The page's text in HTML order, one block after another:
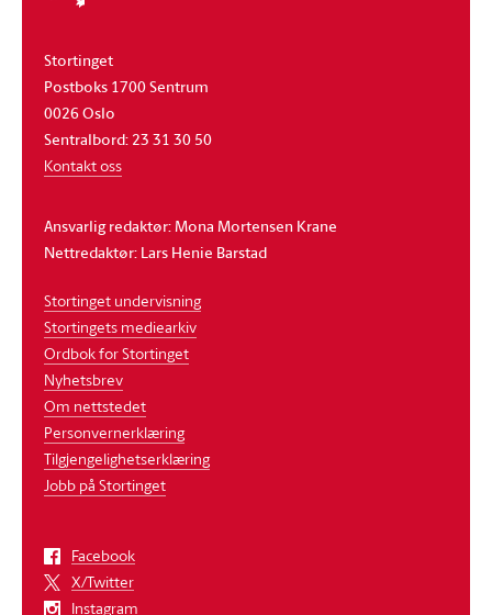
Stortinget
Postboks 1700 Sentrum
0026 Oslo
Sentralbord: 23 31 30 50
Kontakt oss
Ansvarlig redaktør: Mona Mortensen Krane
Nettredaktør: Lars Henie Barstad
Stortinget undervisning
Stortingets mediearkiv
Ordbok for Stortinget
Nyhetsbrev
Om nettstedet
Personvernerklæring
Tilgjengelighetserklæring
Jobb på Stortinget
Facebook
X/Twitter
Instagram